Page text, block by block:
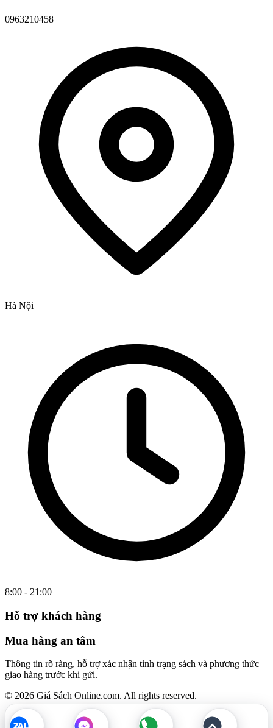
0963210458
Hà Nội
8:00 - 21:00
Hỗ trợ khách hàng
Mua hàng an tâm
Thông tin rõ ràng, hỗ trợ xác nhận tình trạng sách và phương thức
giao hàng trước khi gửi.
© 2026 Giá Sách Online.com. All rights reserved.